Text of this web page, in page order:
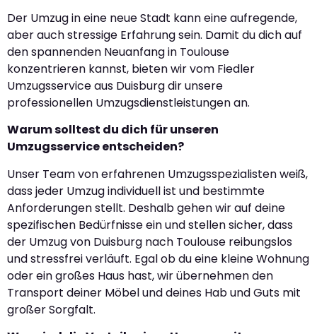
Der Umzug in eine neue Stadt kann eine aufregende,
aber auch stressige Erfahrung sein. Damit du dich auf
den spannenden Neuanfang in Toulouse
konzentrieren kannst, bieten wir vom Fiedler
Umzugsservice aus Duisburg dir unsere
professionellen Umzugsdienstleistungen an.
Warum solltest du dich für unseren
Umzugsservice entscheiden?
Unser Team von erfahrenen Umzugsspezialisten weiß,
dass jeder Umzug individuell ist und bestimmte
Anforderungen stellt. Deshalb gehen wir auf deine
spezifischen Bedürfnisse ein und stellen sicher, dass
der Umzug von Duisburg nach Toulouse reibungslos
und stressfrei verläuft. Egal ob du eine kleine Wohnung
oder ein großes Haus hast, wir übernehmen den
Transport deiner Möbel und deines Hab und Guts mit
großer Sorgfalt.